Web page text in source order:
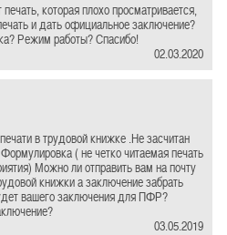
которая плохо просматривается,
и дать официальное заключение?
Режим работы? Спасибо!
02.03.2020
в трудовой книжке .Не засчитан
( не четко читаемая печать
Можно ли отправить вам на почту
книжки а заключение забрать
вашего заключения для ПФР?
03.05.2019